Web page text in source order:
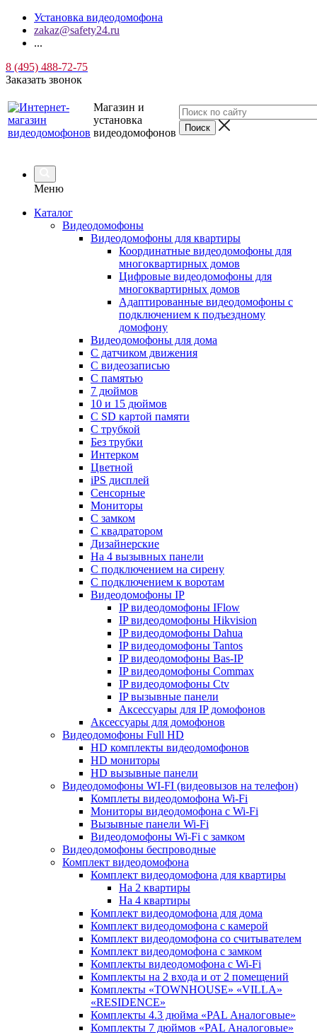
Установка видеодомофона
zakaz@safety24.ru
...
8 (495) 488-72-75
Заказать звонок
Магазин и
установка
видеодомофонов
Меню
Каталог
Видеодомофоны
Видеодомофоны для квартиры
Координатные видеодомофоны для
многоквартирных домов
Цифровые видеодомофоны для
многоквартирных домов
Адаптированные видеодомофоны с
подключением к подъездному
домофону
Видеодомофоны для дома
С датчиком движения
С видеозаписью
C памятью
7 дюймов
10 и 15 дюймов
С SD картой памяти
С трубкой
Без трубки
Интерком
Цветной
iPS дисплей
Сенсорные
Мониторы
С замком
C квадратором
Дизайнерские
На 4 вызывных панели
С подключением на сирену
С подключением к воротам
Видеодомофоны IP
IP видеодомофоны IFlow
IP видеодомофоны Hikvision
IP видеодомофоны Dahua
IP видеодомофоны Tantos
IP видеодомофоны Bas-IP
IP видеодомофоны Commax
IP видеодомофоны Ctv
IP вызывные панели
Аксессуары для IP домофонов
Аксессуары для домофонов
Видеодомофоны Full HD
HD комплекты видеодомофонов
HD мониторы
HD вызывные панели
Видеодомофоны WI-FI (видеовызов на телефон)
Комплеты видеодомофона Wi-Fi
Мониторы видеодомофона с Wi-Fi
Вызывные панели Wi-Fi
Видеодомофоны Wi-Fi с замком
Видеодомофоны беспроводные
Комплект видеодомофона
Комплект видеодомофона для квартиры
На 2 квартиры
На 4 квартиры
Комплект видеодомофона для дома
Комплект видеодомофона с камерой
Комплект видеодомофона со считывателем
Комплект видеодомофона c замком
Комплекты видеодомофона с Wi-Fi
Комплекты на 2 входа и от 2 помещений
Комплекты «TOWNHOUSE» «VILLA»
«RESIDENCE»
Комплекты 4.3 дюйма «PAL Аналоговые»
Комплекты 7 дюймов «PAL Аналоговые»